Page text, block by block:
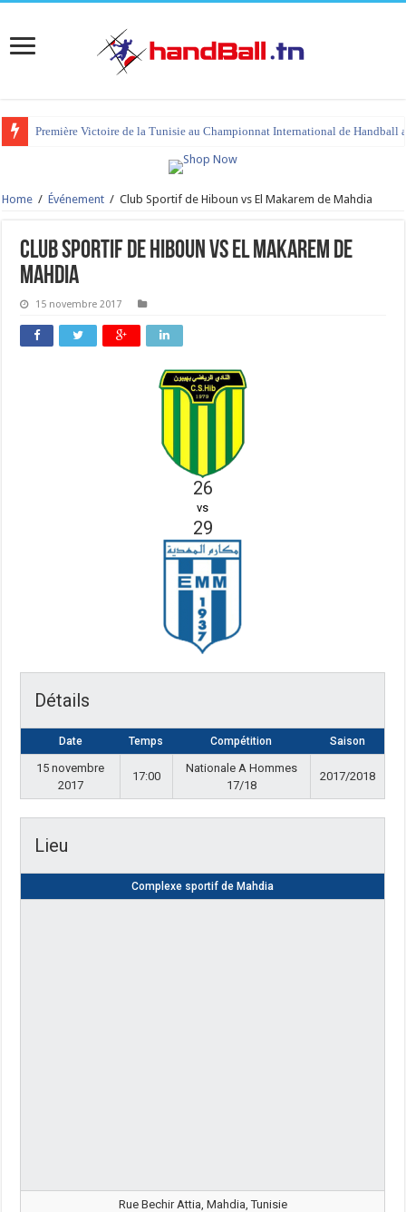
Première Victoire de la Tunisie au Championnat International de Handball
Home / Événement / Club Sportif de Hiboun vs El Makarem de Mahdia
Club Sportif de Hiboun vs El Makarem de
Mahdia
15 novembre 2017
26
vs
29
Détails
Date Temps Compétition Saison
15 novembre
2017
17:00
Nationale A Hommes
17/18
2017/2018
Lieu
Complexe sportif de Mahdia
Rue Bechir Attia, Mahdia, Tunisie